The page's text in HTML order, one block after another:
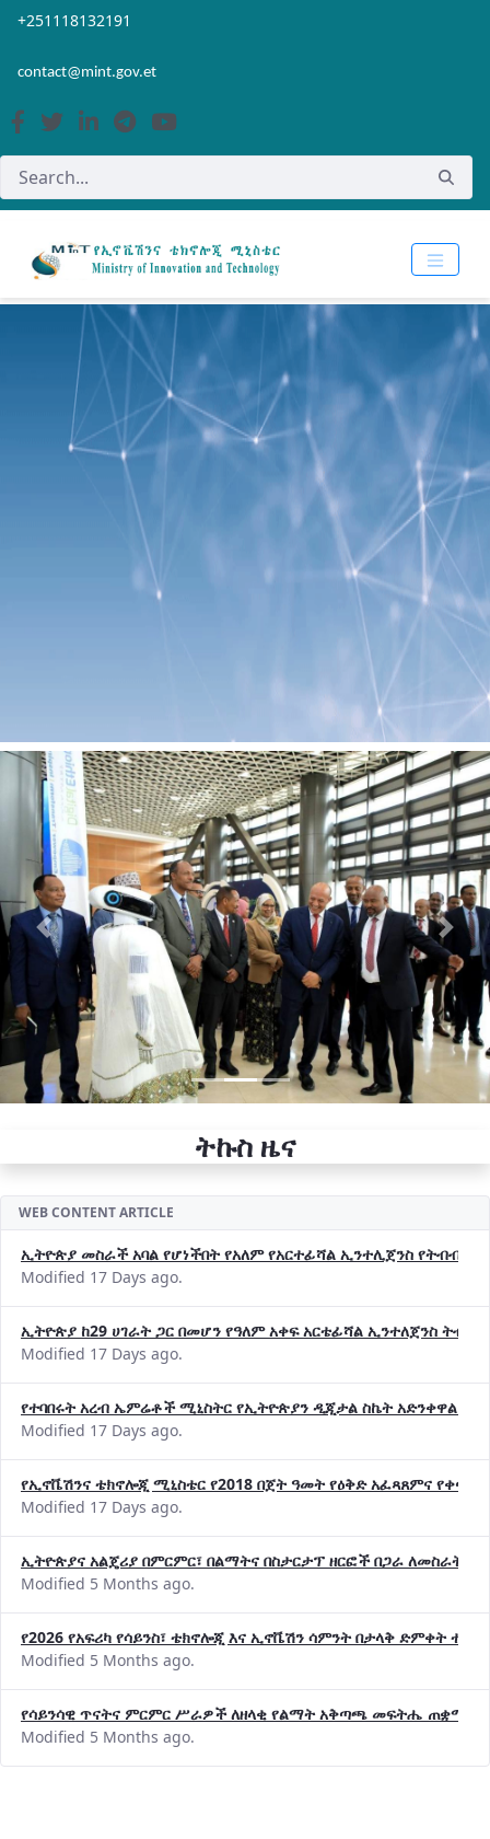
Skip to Main Content
Open Accessibility Menu
+251118132191
contact@mint.gov.et
Previous Next
ትኩስ ዜና
WEB CONTENT ARTICLE
ኢትዮጵያ መስራች አባል የሆነችበት የአለም የአርተፊሻል ኢንተሊጀንስ የትብብር
Modified 17 Days ago.
ኢትዮጵያ ከ29 ሀገራት ጋር በመሆን የዓለም አቀፍ አርቴፊሻል ኢንተለጀንስ
Modified 17 Days ago.
የተባበሩት አረብ ኤምሬቶች ሚኒስትር የኢትዮጵያን ዲጂታል ስኬት አድንቀዋል
Modified 17 Days ago.
የኢኖቬሽንና ቴክኖሎጂ ሚኒስቴር የ2018 በጀት ዓመት የዕቅድ አፈጻጸምና
Modified 17 Days ago.
ኢትዮጵያና አልጄሪያ በምርምር፣ በልማትና በስታርታፕ ዘርፎች በጋራ ለመስራት
Modified 5 Months ago.
የ2026 የአፍሪካ የሳይንስ፣ ቴክኖሎጂ እና ኢኖቬሽን ሳምንት በታላቅ ድምቀት
Modified 5 Months ago.
የሳይንሳዊ ጥናትና ምርምር ሥራዎች ለዘላቂ የልማት አቅጣጫ መፍትሔ ጠቋሚ
Modified 5 Months ago.